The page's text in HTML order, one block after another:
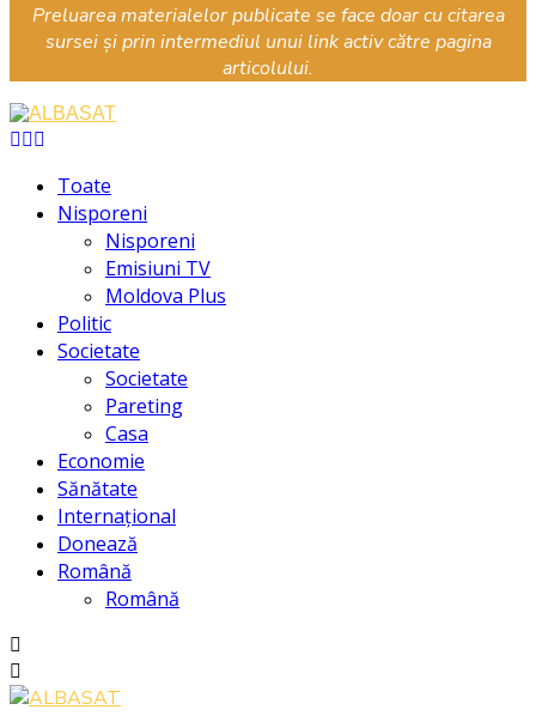
Preluarea materialelor publicate se face doar cu citarea
sursei și prin intermediul unui link activ către pagina
articolului.
Facebook
Instagram
Toate
Nisporeni
Nisporeni
Emisiuni TV
Moldova Plus
Politic
Societate
Societate
Pareting
Casa
Economie
Sănătate
Internațional
Donează
Română
Română